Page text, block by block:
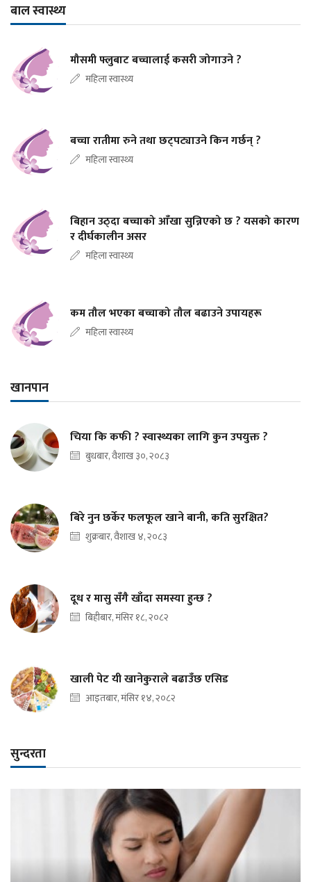
बाल स्वास्थ्य
मौसमी फ्लुबाट बच्चालाई कसरी जोगाउने ?
महिला स्वास्थ्य
बच्चा रातीमा रुने तथा छट्पट्याउने किन गर्छन् ?
महिला स्वास्थ्य
बिहान उठ्दा बच्चाको आँखा सुन्निएको छ ? यसको कारण
र दीर्घकालीन असर
महिला स्वास्थ्य
कम तौल भएका बच्चाको तौल बढाउने उपायहरू
महिला स्वास्थ्य
खानपान
चिया कि कफी ? स्वास्थ्यका लागि कुन उपयुक्त ?
बुधबार, वैशाख ३०, २०८३
बिरे नुन छर्केर फलफूल खाने बानी, कति सुरक्षित?
शुक्रबार, वैशाख ४, २०८३
दूध र मासु सँगै खाँदा समस्या हुन्छ ?
बिहीबार, मंसिर १८, २०८२
खाली पेट यी खानेकुराले बढाउँछ एसिड
आइतबार, मंसिर १४, २०८२
सुन्दरता